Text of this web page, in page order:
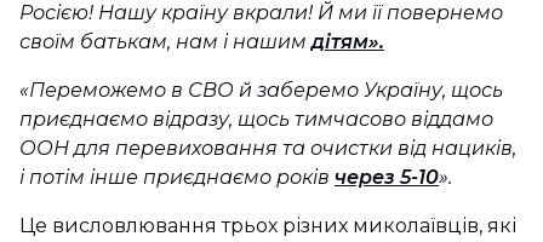
Росією! Нашу країну вкрали! Й ми її повернемо
своїм батькам, нам і нашимдітям».
«Переможемо в СВО й заберемо Україну, щось
приєднаємо відразу, щось тимчасово віддамо
ООН для перевиховання та очистки від нациків,
і потім інше приєднаємо років через 5-10».
Це висловлювання трьох різних миколаївців, які